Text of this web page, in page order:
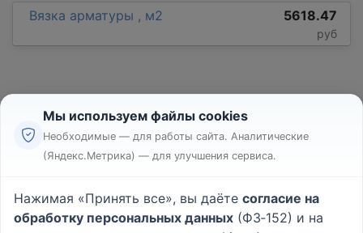
Вязка арматуры , м2 5618.47
руб
Реклама
Пользовательское соглашение
Политика конфиденциальности
Мы используем файлы cookies
Необходимые — для работы сайта. Аналитические
(Яндекс.Метрика) — для улучшения сервиса.
Нажимая «Принять все», вы даёте согласие на
обработку персональных данных (ФЗ‑152) и на